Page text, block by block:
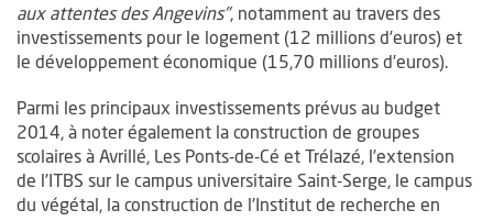
aux attentes des Angevins", notamment au travers des
investissements pour le logement (12 millions d’euros) et
le développement économique (15,70 millions d’euros).
Parmi les principaux investissements prévus au budget
2014, à noter également la construction de groupes
scolaires à Avrillé, Les Ponts-de-Cé et Trélazé, l’extension
de l’ITBS sur le campus universitaire Saint-Serge, le campus
du végétal, la construction de l’Institut de recherche en